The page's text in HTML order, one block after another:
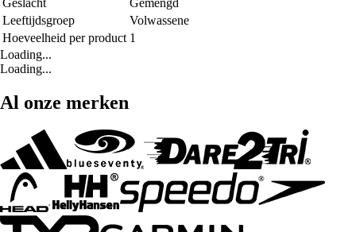
Geslacht
Gemengd
Leeftijdsgroep
Volwassene
Hoeveelheid per product 1
Loading...
Loading...
Al onze merken